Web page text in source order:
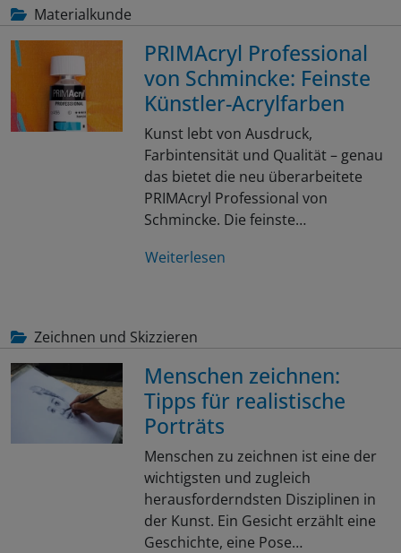
Materialkunde
PRIMAcryl Professional
von Schmincke: Feinste
Künstler-Acrylfarben
Kunst lebt von Ausdruck,
Farbintensität und Qualität – genau
das bietet die neu überarbeitete
PRIMAcryl Professional von
Schmincke. Die feinste…
Weiterlesen
Zeichnen und Skizzieren
Menschen zeichnen:
Tipps für realistische
Porträts
Menschen zu zeichnen ist eine der
wichtigsten und zugleich
herausforderndsten Disziplinen in
der Kunst. Ein Gesicht erzählt eine
Geschichte, eine Pose…